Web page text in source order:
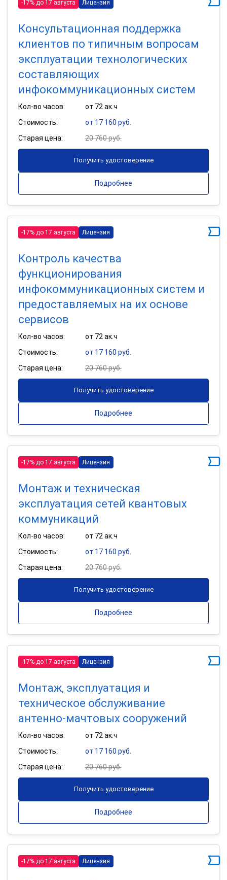
-17% до 17 августа Лицензия
Консультационная поддержка
клиентов по типичным вопросам
эксплуатации технологических
составляющих
инфокоммуникационных систем
Кол-во часов:
от 72 ак.ч
Стоимость:
от 17 160 руб.
Старая цена:
20 760 руб.
Получить удостоверение
Подробнее
-17% до 17 августа Лицензия
Контроль качества
функционирования
инфокоммуникационных систем и
предоставляемых на их основе
сервисов
Кол-во часов:
от 72 ак.ч
Стоимость:
от 17 160 руб.
Старая цена:
20 760 руб.
Получить удостоверение
Подробнее
-17% до 17 августа Лицензия
Монтаж и техническая
эксплуатация сетей квантовых
коммуникаций
Кол-во часов:
от 72 ак.ч
Стоимость:
от 17 160 руб.
Старая цена:
20 760 руб.
Получить удостоверение
Подробнее
-17% до 17 августа Лицензия
Монтаж, эксплуатация и
техническое обслуживание
антенно-мачтовых сооружений
Кол-во часов:
от 72 ак.ч
Стоимость:
от 17 160 руб.
Старая цена:
20 760 руб.
Получить удостоверение
Подробнее
-17% до 17 августа Лицензия